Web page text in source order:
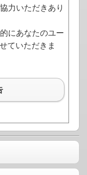
力いただきあり
にあなたのユー
ていただきま